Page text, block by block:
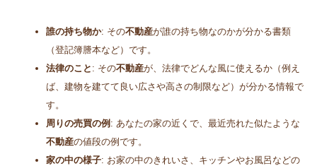
誰の持ち物か: その不動産が誰の持ち物なのかが分かる書類
（登記簿謄本など）です。
法律のこと : その不動産が、法律でどんな風に使えるか（例え
ば、建物を建てて良い広さや高さの制限など）が分かる情報で
す。
周りの売買の例: あなたの家の近くで、最近売れた似たような
不動産の値段の例です。
家の中の様子: お家の中のきれいさ、キッチンやお風呂などの